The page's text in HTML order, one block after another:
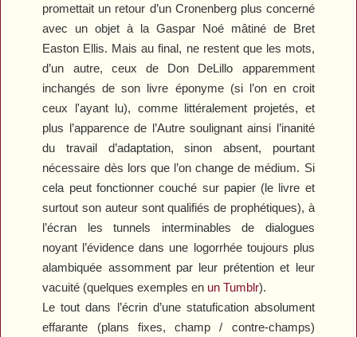
promettait un retour d’un Cronenberg plus concerné
avec un objet à la Gaspar Noé mâtiné de Bret
Easton Ellis. Mais au final, ne restent que les mots,
d’un autre, ceux de Don DeLillo apparemment
inchangés de son livre éponyme (si l’on en croit
ceux l'ayant lu), comme littéralement projetés, et
plus l’apparence de l’Autre soulignant ainsi l’inanité
du travail d’adaptation, sinon absent, pourtant
nécessaire dès lors que l’on change de médium. Si
cela peut fonctionner couché sur papier (le livre et
surtout son auteur sont qualifiés de prophétiques), à
l’écran les tunnels interminables de dialogues
noyant l’évidence dans une logorrhée toujours plus
alambiquée assomment par leur prétention et leur
vacuité (quelques exemples en un Tumblr).
Le tout dans l’écrin d’une statufication absolument
effarante (plans fixes, champ / contre-champs)